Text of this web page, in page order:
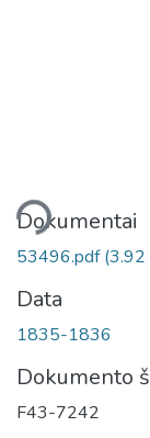
Dokumentai
53496.pdf(3.92
Data
1835-1836
Dokumento
F43-7242